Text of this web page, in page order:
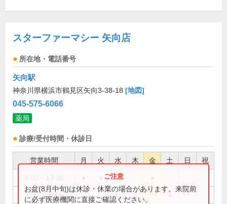
スターファーマシー 矢向店
所在地・電話番号
矢向駅
神奈川県横浜市鶴見区矢向3-38-18 [地図]
045-575-6066
薬局
診療/受付時間・休診日
営業時間 月 火 水 木 金 土 日 祝
●
9:00～14:00 ●
お盆(8月中旬)は休診・休業の場合があります。来院前
に必ず医療機関に直接ご確認ください。